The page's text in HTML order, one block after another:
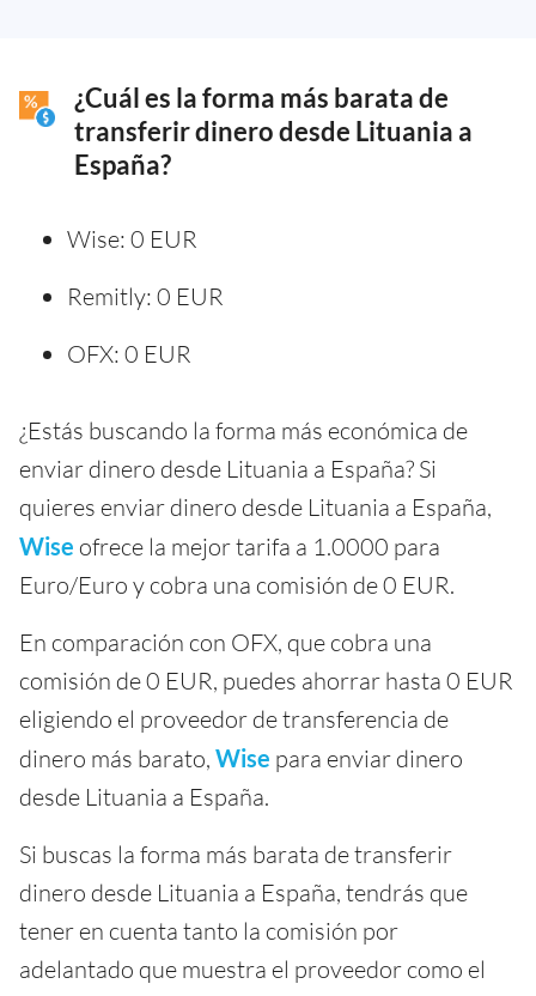
¿Cuál es la forma más barata de
transferir dinero desde Lituania a
España?
Wise: 0 EUR
Remitly: 0 EUR
OFX: 0 EUR
¿Estás buscando la forma más económica de
enviar dinero desde Lituania a España? Si
quieres enviar dinero desde Lituania a España,
Wise ofrece la mejor tarifa a 1.0000 para
Euro/Euro y cobra una comisión de 0 EUR.
En comparación con OFX, que cobra una
comisión de 0 EUR, puedes ahorrar hasta 0 EUR
eligiendo el proveedor de transferencia de
dinero más barato, Wise para enviar dinero
desde Lituania a España.
Si buscas la forma más barata de transferir
dinero desde Lituania a España, tendrás que
tener en cuenta tanto la comisión por
adelantado que muestra el proveedor como el